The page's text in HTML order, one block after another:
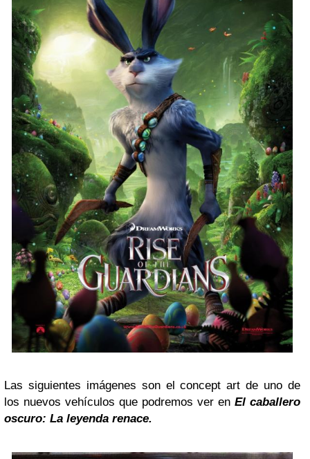
Las siguientes imágenes son el concept art de uno de
los nuevos vehículos que podremos ver en El caballero
oscuro: La leyenda renace.